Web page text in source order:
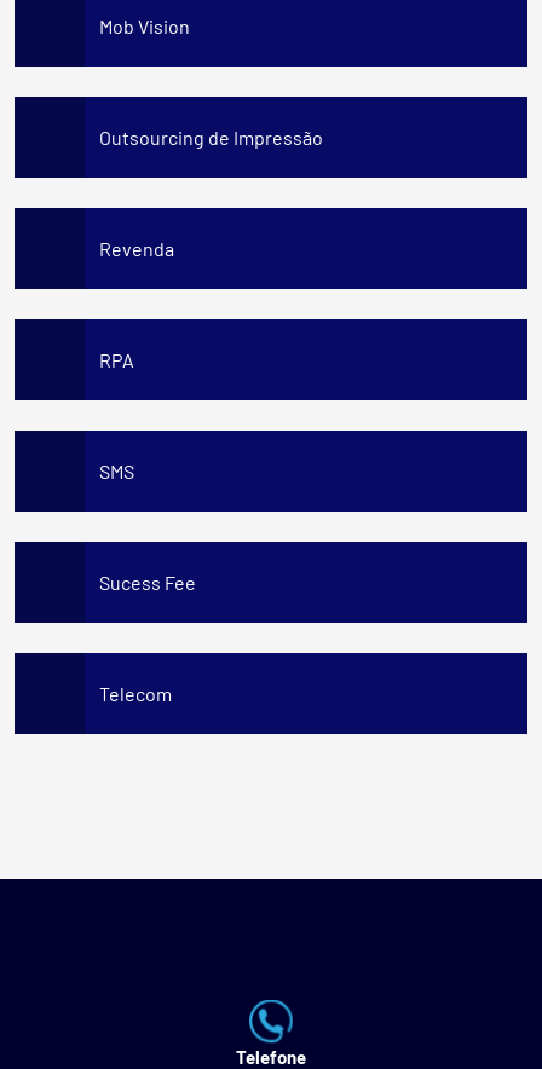
Mob Vision
Outsourcing de Impressão
Revenda
RPA
SMS
Sucess Fee
Telecom
Telefone